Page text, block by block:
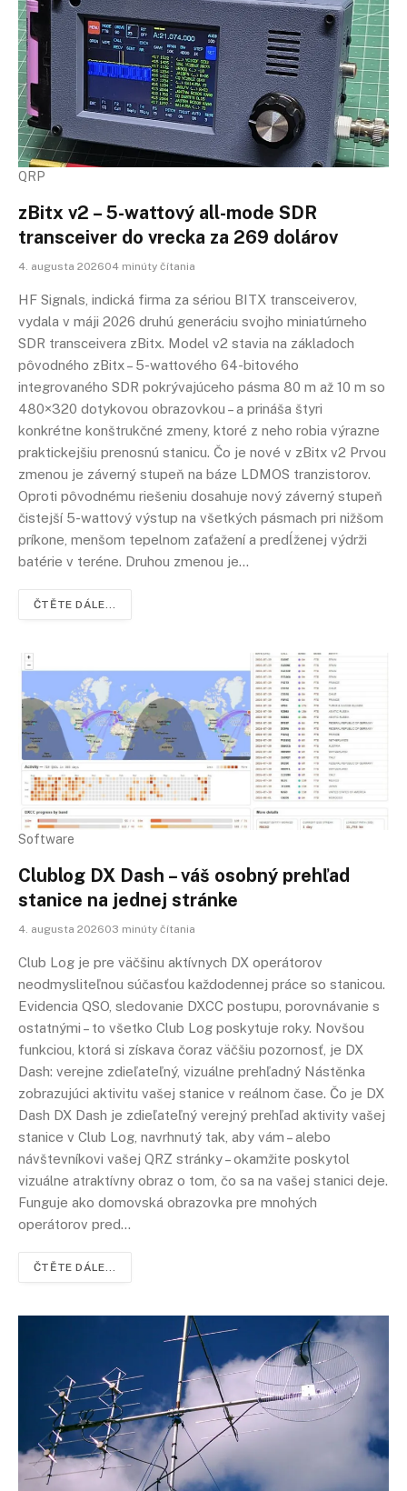
QRP
zBitx v2 – 5-wattový all-mode SDR
transceiver do vrecka za 269 dolárov
4. augusta 202604 minúty čítania
HF Signals, indická firma za sériou BITX transceiverov,
vydala v máji 2026 druhú generáciu svojho miniatúrneho
SDR transceivera zBitx. Model v2 stavia na základoch
pôvodného zBitx – 5-wattového 64-bitového
integrovaného SDR pokrývajúceho pásma 80 m až 10 m so
480×320 dotykovou obrazovkou – a prináša štyri
konkrétne konštrukčné zmeny, ktoré z neho robia výrazne
praktickejšiu prenosnú stanicu. Čo je nové v zBitx v2 Prvou
zmenou je záverný stupeň na báze LDMOS tranzistorov.
Oproti pôvodnému riešeniu dosahuje nový záverný stupeň
čistejší 5-wattový výstup na všetkých pásmach pri nižšom
príkone, menšom tepelnom zaťažení a predĺženej výdrži
batérie v teréne. Druhou zmenou je…
ČTĚTE DÁLE...
Software
Clublog DX Dash – váš osobný prehľad
stanice na jednej stránke
4. augusta 202603 minúty čítania
Club Log je pre väčšinu aktívnych DX operátorov
neodmysliteľnou súčasťou každodennej práce so stanicou.
Evidencia QSO, sledovanie DXCC postupu, porovnávanie s
ostatnými – to všetko Club Log poskytuje roky. Novšou
funkciou, ktorá si získava čoraz väčšiu pozornosť, je DX
Dash: verejne zdieľateľný, vizuálne prehľadný Nástěnka
zobrazujúci aktivitu vašej stanice v reálnom čase. Čo je DX
Dash DX Dash je zdieľateľný verejný prehľad aktivity vašej
stanice v Club Log, navrhnutý tak, aby vám – alebo
návštevníkovi vašej QRZ stránky – okamžite poskytol
vizuálne atraktívny obraz o tom, čo sa na vašej stanici deje.
Funguje ako domovská obrazovka pre mnohých
operátorov pred…
ČTĚTE DÁLE...